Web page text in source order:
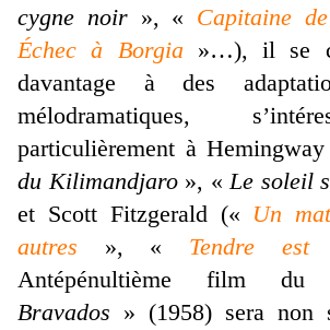
cygne noir», « Capitaine
Échec à Borgia »…), il se
davantage à des
mélodramatiques,
particulièrement à
du Kilimandjaro», «Le soleil
et Scott Fitzgerald (« Un
autres », « Tendre
Antépénultième film du
Bravados » (1958) sera non